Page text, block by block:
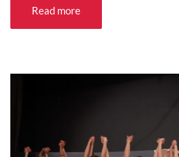
Read more